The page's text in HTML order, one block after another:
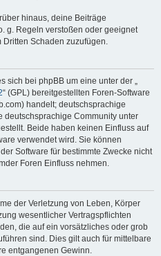
hinaus, deine Beiträge
g. Regeln verstoßen oder geeignet
Schaden zuzufügen.
sich bei phpBB um eine unter der „
“ (GPL) bereitgestellten Foren-Software
handelt; deutschsprachige
deutschsprachige Community unter
Beide haben keinen Einfluss auf
verwendet wird. Sie können
Software für bestimmte Zwecke nicht
Foren Einfluss nehmen.
der Verletzung von Leben, Körper
wesentlicher Vertragspflichten
die auf ein vorsätzliches oder grob
sind. Dies gilt auch für mittelbare
entgangenen Gewinn.